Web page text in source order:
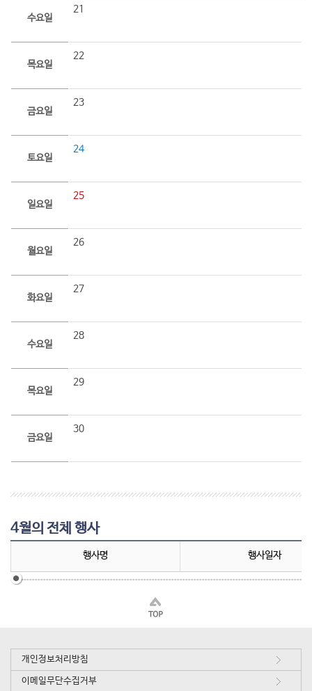
수요일
21
목요일
22
금요일
23
토요일
24
일요일
25
월요일
26
화요일
27
수요일
28
목요일
29
금요일
30
4월의 전체 행사
행사명 행사일자
개인정보처리방침
이메일무단수집거부